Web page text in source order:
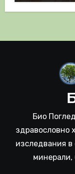
Био
здравословно
изследвания
минерали,